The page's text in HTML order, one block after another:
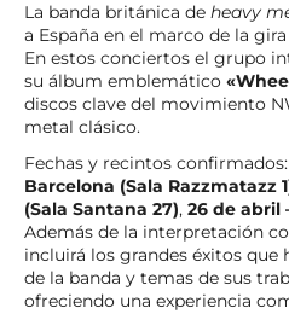
La banda británica de heavy
a España en el marco de la
En estos conciertos el grupo
su álbum emblemático
discos clave del movimiento
metal clásico.
Fechas y recintos confirmados:
Barcelona (Sala Razzmatazz
(Sala Santana 27), 26 de abril
Además de la interpretación
incluirá los grandes éxitos que
de la banda y temas de sus
ofreciendo una experiencia